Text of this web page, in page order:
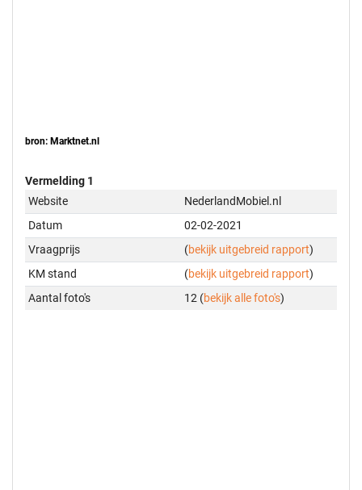
bron: Marktnet.nl
Vermelding 1
Website
NederlandMobiel.nl
Datum
02-02-2021
Vraagprijs
(bekijk uitgebreid rapport)
KM stand
(bekijk uitgebreid rapport)
Aantal foto's
12 (bekijk alle foto's)